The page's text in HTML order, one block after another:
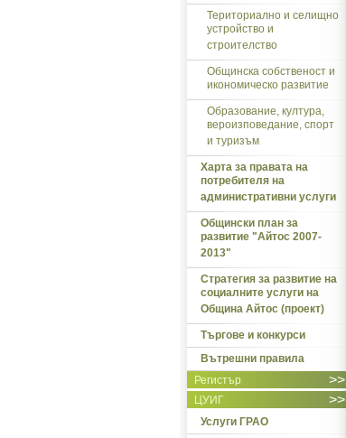
Териториално и селищно
устройство и
строителство
Общинска собственост и
икономическо развитие
Образование, култура,
вероизповедание, спорт
и туризъм
Харта за правата на
потребителя на
административни услуги
Общински план за
развитие "Айтос 2007-
2013"
Стратегия за развитие на
социалните услуги на
Община Айтос (проект)
Търгове и конкурси
Вътрешни правила
>>
Регистър
>>
ЦУИГ
Услуги ГРАО